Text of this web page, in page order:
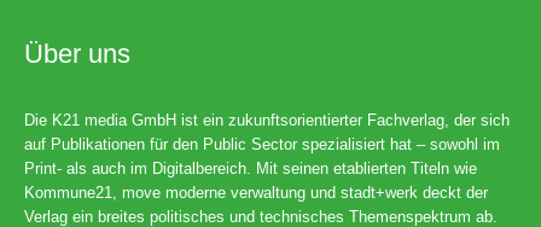
Über uns
Die K21 media GmbH ist ein zukunftsorientierter Fachverlag, der sich
auf Publikationen für den Public Sector spezialisiert hat – sowohl im
Print- als auch im Digitalbereich. Mit seinen etablierten Titeln wie
Kommune21, move moderne verwaltung und stadt+werk deckt der
Verlag ein breites politisches und technisches Themenspektrum ab.